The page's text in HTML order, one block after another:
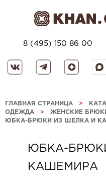
8 (495) 150 86 00
ГЛАВНАЯ СТРАНИЦА >
ОДЕЖДА > ЖЕНСКИЕ
ЮБКА-БРЮКИ ИЗ ШЕЛКА И
ЮБКА-
КАШЕМИРА